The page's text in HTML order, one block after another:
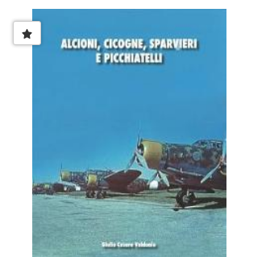
Giulio Cesare Valdonio